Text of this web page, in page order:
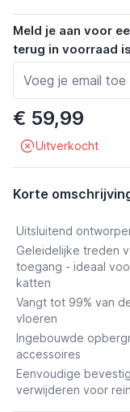
Meld je aan voor
terug in voorraad is
€ 59,99
Uitverkocht
Korte
Uitsluitend
Geleidelijke treden
toegang - ideaal
katten
Vangt tot 99% van
vloeren
Ingebouwde
accessoires
Eenvoudige
verwijderen voor